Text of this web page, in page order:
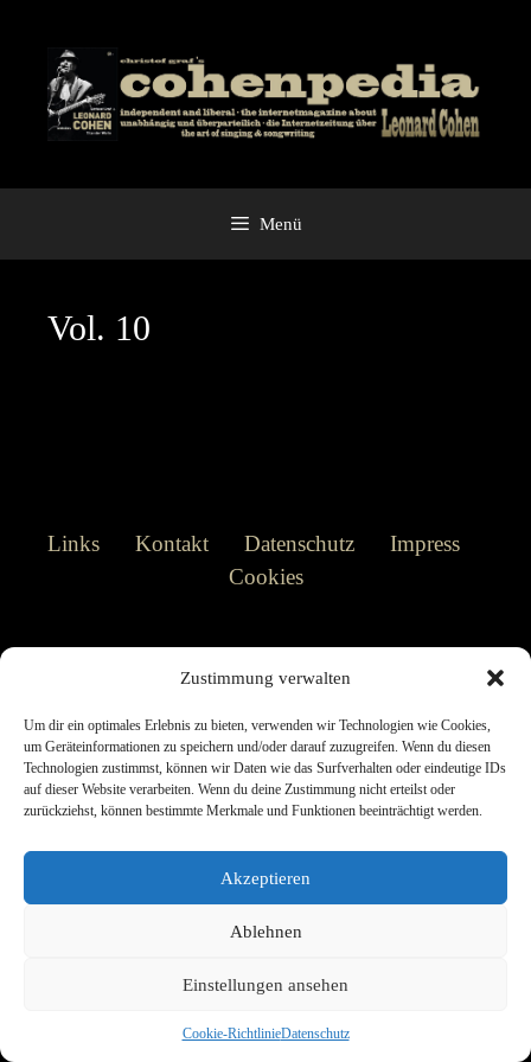
Zustimmung verwalten
Um dir ein optimales Erlebnis zu bieten, verwenden wir Technologien wie Cookies,
um Geräteinformationen zu speichern und/oder darauf zuzugreifen. Wenn du diesen
Technologien zustimmst, können wir Daten wie das Surfverhalten oder eindeutige IDs
auf dieser Website verarbeiten. Wenn du deine Zustimmung nicht erteilst oder
zurückziehst, können bestimmte Merkmale und Funktionen beeinträchtigt werden.
Akzeptieren
Ablehnen
Einstellungen ansehen
Cookie-RichtlinieDatenschutz
springen
Menü
Vol. 10
Links Kontakt Datenschutz
Impress
Cookies
© 2026 cohenpedia.de• Erstellt mitGeneratePress